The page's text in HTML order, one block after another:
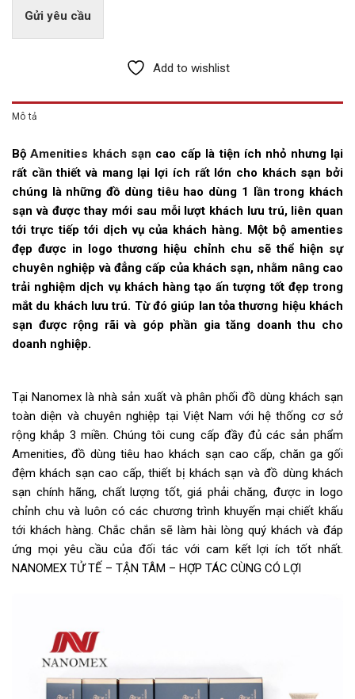
Gửi yêu cầu
Add to wishlist
Mô tả
BộAmenities khách sạn cao cấp là tiện ích nhỏ nhưng lại
rất cần thiết và mang lại lợi ích rất lớn cho khách sạn bởi
chúng là những đồ dùng tiêu hao dùng 1 lần trong khách
sạn và được thay mới sau mỗi lượt khách lưu trú, liên quan
tới trực tiếp tới dịch vụ của khách hàng. Một bộ amenties
đẹp được in logo thương hiệu chỉnh chu sẽ thể hiện sự
chuyên nghiệp và đẳng cấp của khách sạn, nhằm nâng cao
trải nghiệm dịch vụ khách hàng tạo ấn tượng tốt đẹp trong
mắt du khách lưu trú. Từ đó giúp lan tỏa thương hiệu khách
sạn được rộng rãi và góp phần gia tăng doanh thu cho
doanh nghiệp.
Tại Nanomex là nhà sản xuất và phân phối đồ dùng khách sạn
toàn diện và chuyên nghiệp tại Việt Nam với hệ thống cơ sở
rộng khắp 3 miền. Chúng tôi cung cấp đầy đủ các sản phẩm
Amenities, đồ dùng tiêu hao khách sạn cao cấp, chăn ga gối
đệm khách sạn cao cấp, thiết bị khách sạn và đồ dùng khách
sạn chính hãng, chất lượng tốt, giá phải chăng, được in logo
chỉnh chu và luôn có các chương trình khuyến mại chiết khấu
tới khách hàng. Chắc chắn sẽ làm hài lòng quý khách và đáp
ứng mọi yêu cầu của đối tác với cam kết lợi ích tốt nhất.
NANOMEX TỬ TẾ – TẬN TÂM – HỢP TÁC CÙNG CÓ LỢI